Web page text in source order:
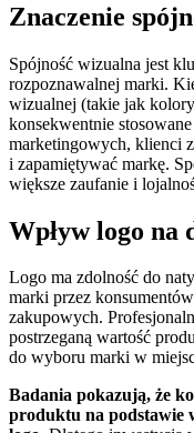
Znaczenie
Spójność wizualna jest
rozpoznawalnej marki.
wizualnej (takie jak
konsekwentnie
marketingowych, klienci
i zapamiętywać markę.
większe zaufanie i
Wpływ logo na
Logo ma zdolność do
marki przez
zakupowych.
postrzeganą wartość
do wyboru marki w
Badania pokazują, że
produktu na podstawie